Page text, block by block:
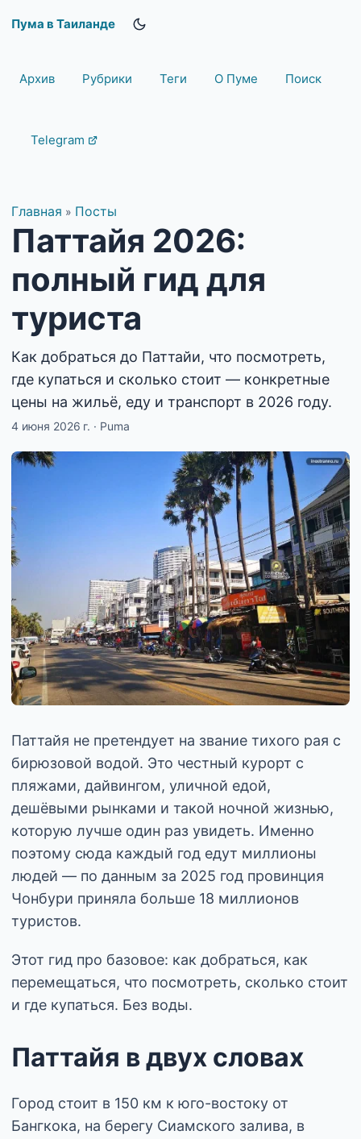
Пума в Таиланде
Архив Рубрики Теги О Пуме Поиск
Telegram
Главная » Посты
Паттайя 2026:
полный гид для
туриста
Как добраться до Паттайи, что посмотреть,
где купаться и сколько стоит — конкретные
цены на жильё, еду и транспорт в 2026 году.
4 июня 2026 г. · Puma
Паттайя не претендует на звание тихого рая с
бирюзовой водой. Это честный курорт с
пляжами, дайвингом, уличной едой,
дешёвыми рынками и такой ночной жизнью,
которую лучше один раз увидеть. Именно
поэтому сюда каждый год едут миллионы
людей — по данным за 2025 год провинция
Чонбури приняла больше 18 миллионов
туристов.
Этот гид про базовое: как добраться, как
перемещаться, что посмотреть, сколько стоит
и где купаться. Без воды.
Паттайя в двух словах
Город стоит в 150 км к юго-востоку от
Бангкока, на берегу Сиамского залива, в